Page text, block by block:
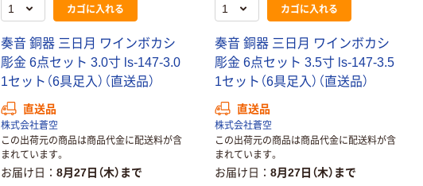
カゴに入れる
奏音 銅器 三日月 ワインボカシ
彫金 6点セット 3.0寸 ls-147-3.0
1セット（6具足入）（直送品）
直送品
株式会社蒼空
この出荷元の商品は商品代金に配送料が含
まれています。
お届け日 8月27日（木）まで
カゴに入れる
奏音 銅器 三日月 ワインボカシ
彫金 6点セット 3.5寸 ls-147-3.5
1セット（6具足入）（直送品）
直送品
株式会社蒼空
この出荷元の商品は商品代金に配送料が含
まれています。
お届け日 8月27日（木）まで